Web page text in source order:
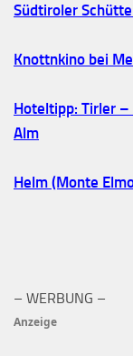
Südtiroler
Knottnkino bei
Hoteltipp: Tirler –
Alm
Helm (Monte
– WERBUNG –
Anzeige